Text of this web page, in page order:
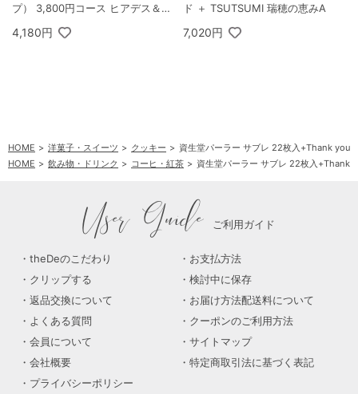
プ） 3,800円コース ヒアデス＆エ
4,180円
ド ＋ TSUTSUMI 瑞穂の恵みA
7,020円
HOME 洋菓子・スイーツ クッキー
資生堂パーラー サブレ 22枚入+Thank you
HOME
飲み物・ドリンク コーヒ・紅茶 資生堂パーラー サブレ 22枚入+Thank
User Guide ご利用ガイド
theDeのこだわり
お支払方法
クリップする
検討中に保存
返品交換について
お届け方法配送料について
よくある質問
クーポンのご利用方法
会員について
サイトマップ
会社概要
特定商取引法に基づく表記
プライバシーポリシー